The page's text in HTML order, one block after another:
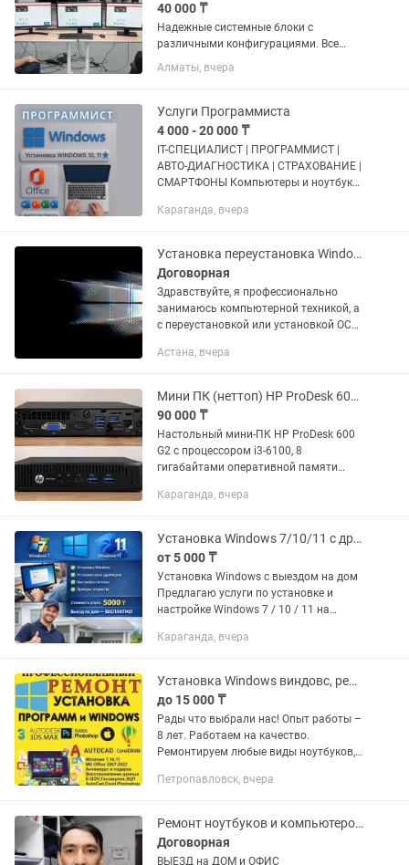
40 000 ₸
Надежные системные блоки с
различными конфигурациями. Все
компьютеры проходят полную
диагностику, техническое
работе сразу после покупки. Отлично
подходят для дома,...
Алматы, вчера
Услуги Программиста
4 000 - 20 000 ₸
IT-СПЕЦИАЛИСТ | ПРОГРАММИСТ |
АВТО-ДИАГНОСТИКА | СТРАХОВАНИЕ |
СМАРТФОНЫ Компьютеры и ноутбуки:
Установка драйверов, антивирусов и
Караганда, вчера
Установка переустановка Windows 10
Договорная
Здравствуйте, я профессионально
занимаюсь компьютерной техникой, а
c переустановкой или установкой ОС
могу справиться, и дать вам
Астана, вчера
Мини ПК (неттоп) HP ProDesk 600 G2 DM (WiFi Bluetooth)
90 000 ₸
Настольный мини-ПК HP ProDesk 600
G2 с процессором i3-6100, 8
гигабайтами оперативной памяти
установленным Windows 11.
дополнительного...
Караганда, вчера
Установка Windows 7/10/11 с драйверами
от 5 000 ₸
Установка Windows с выездом на дом
Предлагаю услуги по установке и
настройке Windows 7 / 10 / 11 на
услугу: • Установка Windows • Полная
Караганда, вчера
Установка Windows виндовс, ремонт ПК
до 15 000 ₸
Рады что выбрали нас! Опыт работы –
8 лет. Работаем на качество.
Ремонтируем любые виды ноутбуков,
выезд по городу. Низкие цены. Есть
Петропавловск, вчера
Ремонт ноутбуков и компьютеров установка Виндовс 10.11про
Договорная
ВЫЕЗД на ДОМ и ОФИС